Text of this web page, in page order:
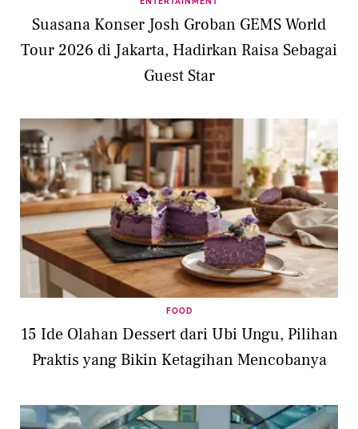
Suasana Konser Josh Groban GEMS World
Tour 2026 di Jakarta, Hadirkan Raisa Sebagai
Guest Star
FOOD
15 Ide Olahan Dessert dari Ubi Ungu, Pilihan
Praktis yang Bikin Ketagihan Mencobanya